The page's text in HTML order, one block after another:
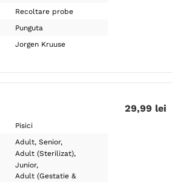
Recoltare probe
Punguta
Jorgen Kruuse
Pisici
Adult Senior
Adult (Sterilizat)
Junior
Adult (Gestatie &
29,99 lei